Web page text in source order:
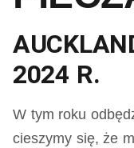
2024 R.
W tym roku
cieszymy się, że